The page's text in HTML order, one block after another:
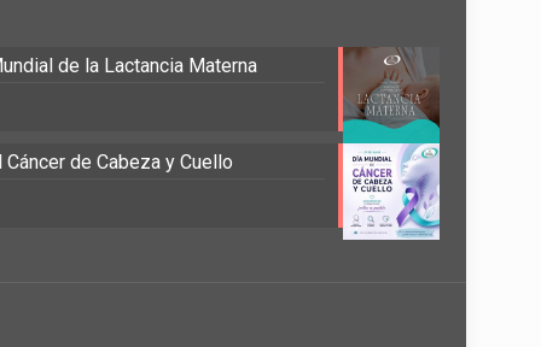
de la Lactancia Materna
de Cabeza y Cuello